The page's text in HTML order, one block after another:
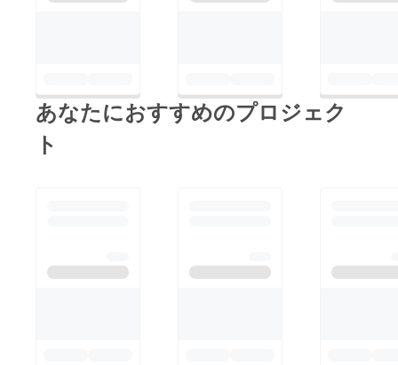
あなたにおすすめのプロジェク
ト